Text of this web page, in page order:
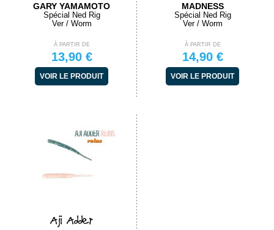
GARY YAMAMOTO
Spécial Ned Rig
Ver / Worm
À PARTIR DE
13,90 €
VOIR LE PRODUIT
MADNESS
Spécial Ned Rig
Ver / Worm
À PARTIR DE
14,90 €
VOIR LE PRODUIT
Aji Adder